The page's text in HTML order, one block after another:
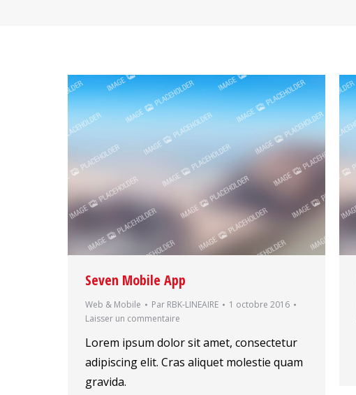
Seven Mobile App
Web & Mobile Par RBK-LINEAIRE
1 octobre 2016
Laisser un commentaire
Lorem ipsum dolor sit amet, consectetur
adipiscing elit. Cras aliquet molestie quam
gravida.